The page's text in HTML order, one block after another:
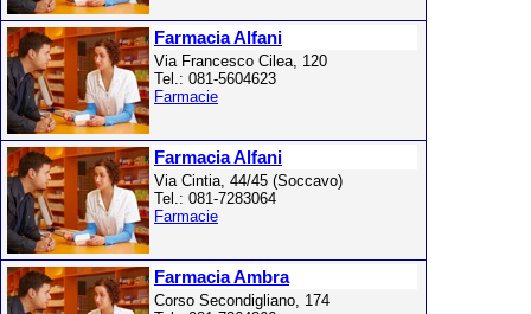
Farmacia Alfani
Via Francesco Cilea, 120
Tel.: 081-5604623
Farmacie
Farmacia Alfani
Via Cintia, 44/45 (Soccavo)
Tel.: 081-7283064
Farmacie
Farmacia Ambra
Corso Secondigliano, 174